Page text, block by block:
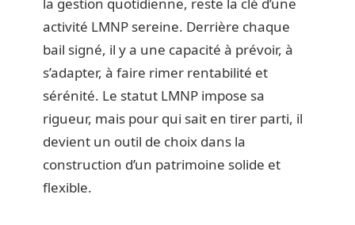
activité LMNP sereine. Derrière chaque
bail signé, il y a une capacité à prévoir, à
s’adapter, à faire rimer rentabilité et
sérénité. Le statut LMNP impose sa
rigueur, mais pour qui sait en tirer parti, il
devient un outil de choix dans la
construction d’un patrimoine solide et
flexible.